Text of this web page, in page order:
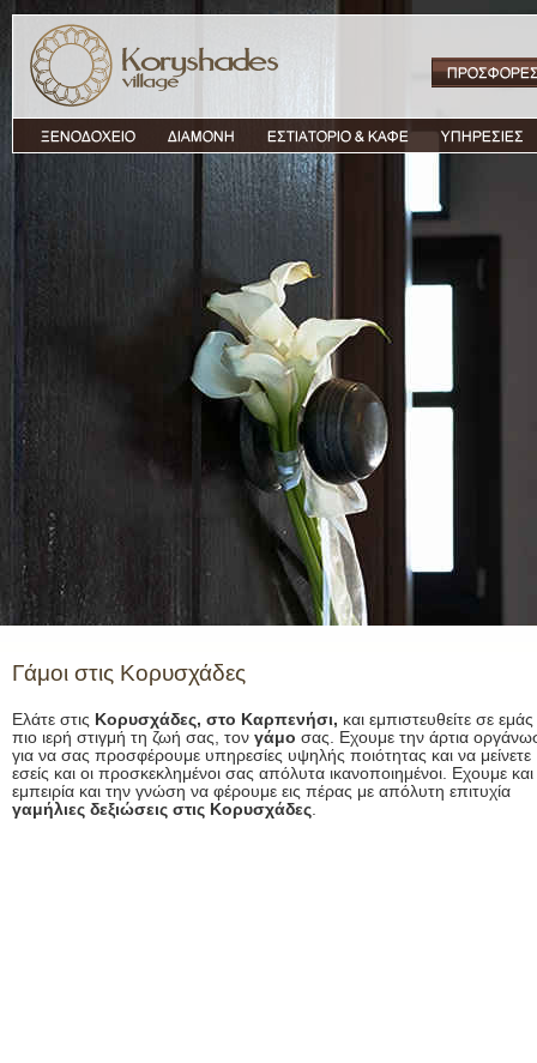
Γάμοι στις Κορυσχάδες
Ελάτε στις Κορυσχάδες, στο Καρπενήσι, και εμπιστευθείτε σε
πιο ιερή στιγμή τη ζωή σας, τον γάμο σας. Εχουμε την άρτια
για να σας προσφέρουμε υπηρεσίες υψηλής ποιότητας και να μείνετε
εσείς και οι προσκεκλημένοι σας απόλυτα ικανοποιημένοι. Εχουμε και
εμπειρία και την γνώση να φέρουμε εις πέρας με απόλυτη επιτυχία
γαμήλιες δεξιώσεις στις Κορυσχάδες.